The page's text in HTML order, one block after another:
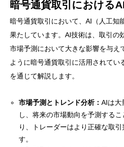
暗号通貨取引における
暗号通貨取引において、AI（人工知
果たしています。AI技術は、取引の
市場予測において大きな影響を与え
ように暗号通貨取引に活用されてい
を通じて解説します。
市場予測とトレンド分析：AIは大
し、将来の市場動向を予測する
り、トレーダーはより正確な取
す。